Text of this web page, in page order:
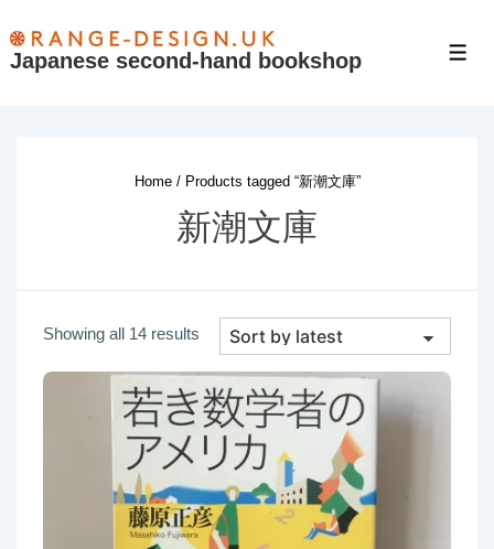
Skip
Japanese second-hand bookshop
Home/ Products tagged “新潮文庫”
新潮文庫
Showing all 14 results Sorted
latest